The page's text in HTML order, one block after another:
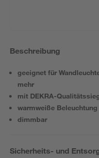
Beschreibung
geeignet für
mehr
mit DEKRA-
warmweiße Beleuchtung
dimmbar
Sicherheits- und